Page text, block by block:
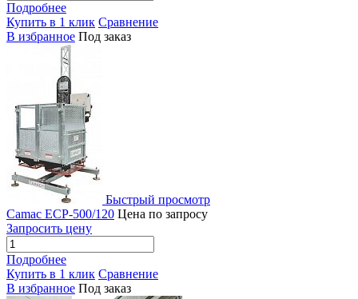
Подробнее
Купить в 1 клик Сравнение
В избранное Под заказ
Быстрый просмотр
Camac ECP-500/120 Цена по запросу
Запросить цену
Подробнее
Купить в 1 клик Сравнение
В избранное Под заказ